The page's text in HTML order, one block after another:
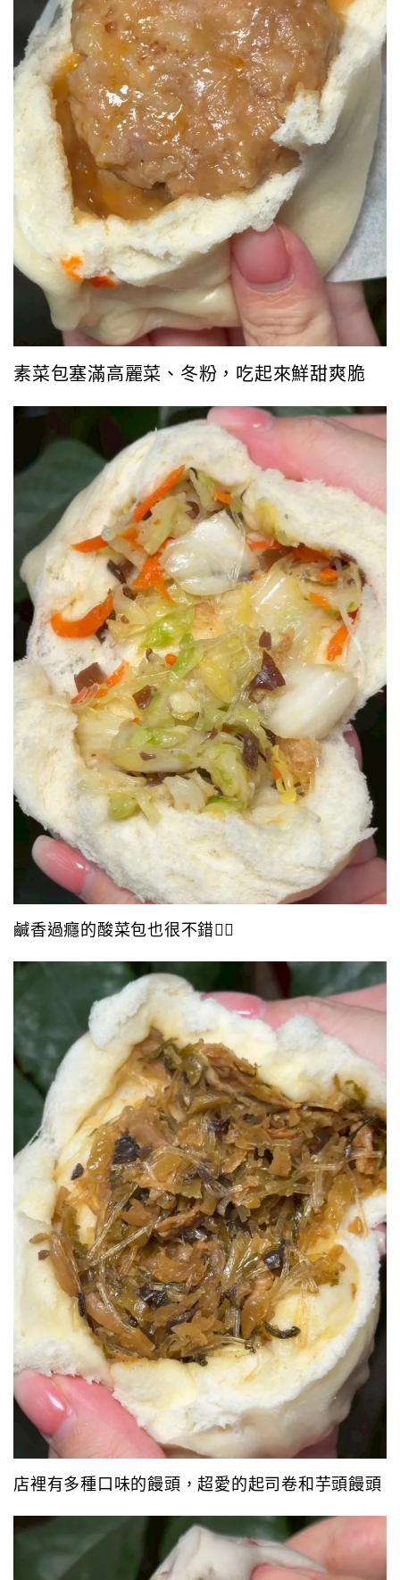
素菜包塞滿高麗菜、冬粉，吃起來鮮甜爽脆
鹹香過癮的酸菜包也很不錯👍🏻
店裡有多種口味的饅頭，超愛的起司卷和芋頭饅頭